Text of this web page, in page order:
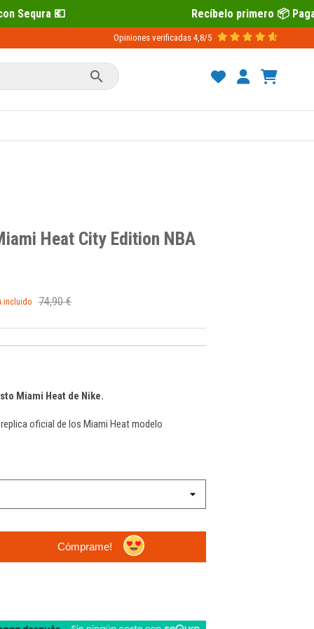
Recíbelo primero 📦 Paga después con
Opiniones verificadas 4,8/5

Heat City Edition NBA
incluido 74,90 €
Miami Heat de Nike.
oficial de los Miami Heat modelo
Cómprame!